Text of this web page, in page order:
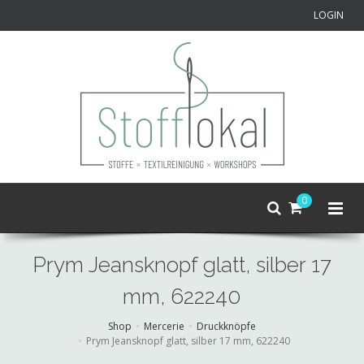
LOGIN
0
Prym Jeansknopf glatt, silber 17
mm, 622240
Shop Mercerie
Druckknöpfe
Prym Jeansknopf glatt, silber 17 mm, 622240